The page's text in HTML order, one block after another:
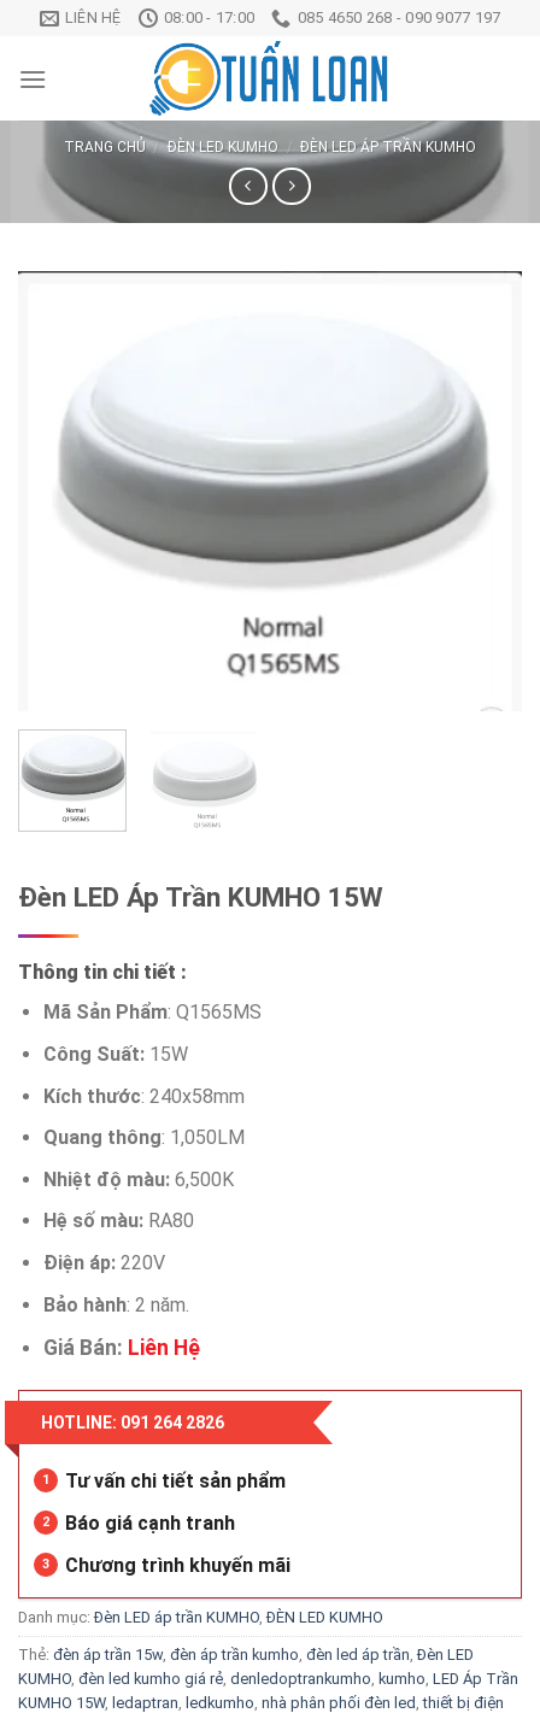
Chuyển
nội
LIÊN HỆ 08:00 - 17:00 085 4650 268 - 090 9077 197
TRANG CHỦ / ĐÈN LED KUMHO / ĐÈN LED ÁP TRẦN KUMHO
Đèn LED Áp Trần KUMHO 15W
Thông tin chi tiết :
Mã Sản Phẩm: Q1565MS
Công Suất:15W
Kích thước: 240x58mm
Quang thông: 1,050LM
Nhiệt độ màu:6,500K
Hệ số màu:RA80
Điện áp:220V
Bảo hành: 2 năm.
Giá Bán: Liên Hệ
HOTLINE: 091 264 2826
1 Tư vấn chi tiết sản phẩm
2 Báo giá cạnh tranh
3 Chương trình khuyến mãi
Danh mục:Đèn LED áp trần KUMHO ,ĐÈN LED KUMHO
Thẻ: đèn áp trần 15w, đèn áp trần kumho đèn led áp trần ,Đèn LED
KUMHO đèn led kumho giá rẻ denledoptrankumho kumho LED Áp Trần
KUMHO 15W, ledaptran ledkumho nhà phân phối đèn led ,thiết bị điện